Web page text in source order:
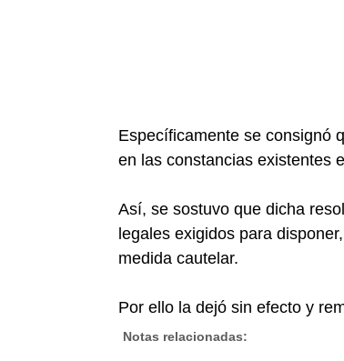
Específicamente se consignó
en las constancias existentes
Así, se sostuvo que dicha
legales exigidos para
medida cautelar.
Por ello la dejó sin efecto y
Notas relacionadas: